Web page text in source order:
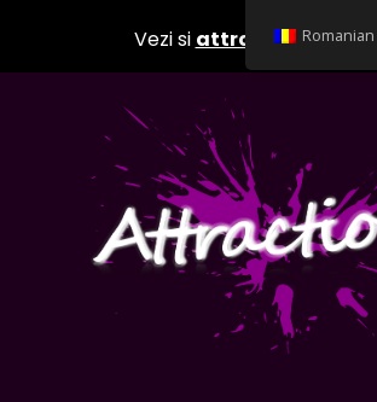
Vezi si attractionclub.ro
Romanian